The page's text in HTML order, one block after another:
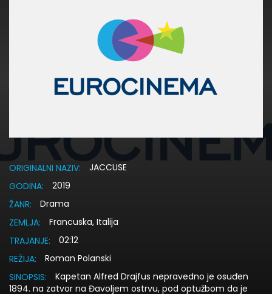
ORIGINALNI NAZIV:
JACCUSE
GODINA:
2019
ŽANR:
Drama
ZEMLJA:
Francuska, Italija
TRAJANJE:
02:12
REŽIJA:
Roman Polanski
SINOPSIS:
Kapetan Alfred Drajfus nepravedno je osuđen
1894. na zatvor na Đavoljem ostrvu, pod optužbom da je